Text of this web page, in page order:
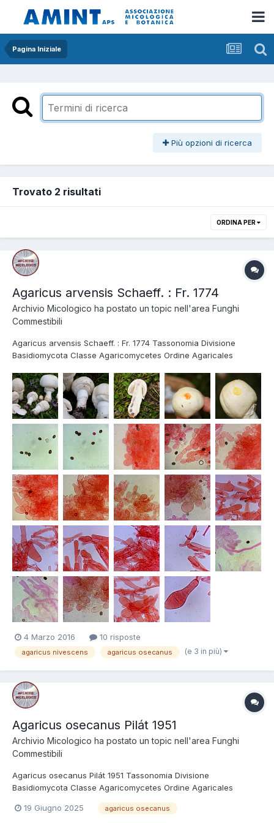
Pagina Iniziale
Più opzioni di ricerca
Trovato 2 risultati
ORDINA PER
Agaricus arvensis Schaeff. : Fr. 1774
Archivio Micologico ha postato un topic nell'area Funghi
Commestibili
Agaricus arvensis Schaeff. : Fr. 1774 Tassonomia Divisione
Basidiomycota Classe Agaricomycetes Ordine Agaricales
Sezione Arvenses Nome italiano Prataiolo maggiore Sinonimi
Agaricus nivescens (F.H. Møller) F.H....
4 Marzo 2016 10 risposte
agaricus nivescens agaricus osecanus (e 3 in più)
Agaricus osecanus Pilát 1951
Archivio Micologico ha postato un topic nell'area Funghi
Commestibili
Agaricus osecanus Pilát 1951 Tassonomia Divisione
Basidiomycota Classe Agaricomycetes Ordine Agaricales
Tomaso Lezzi. Spore(5,7) 6,0-7,4 (8,5) × (3,9) 4,2-5,2 (5,4) µm;
19 Giugno 2025 agaricus osecanus